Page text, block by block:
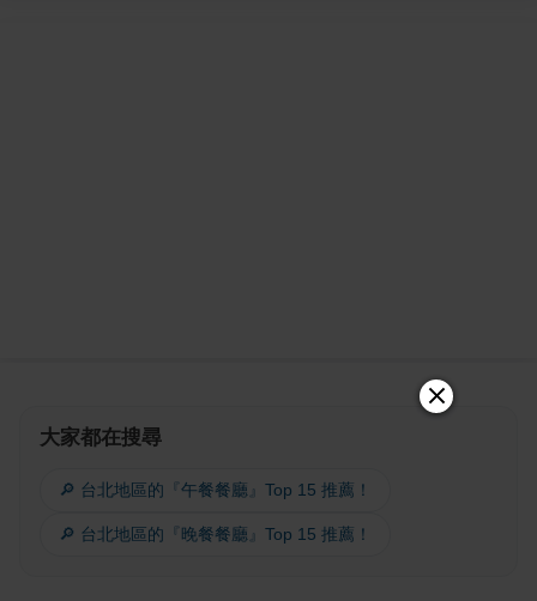
大家都在搜尋
🔎 台北地區的『午餐餐廳』Top 15 推薦！
🔎 台北地區的『晚餐餐廳』Top 15 推薦！